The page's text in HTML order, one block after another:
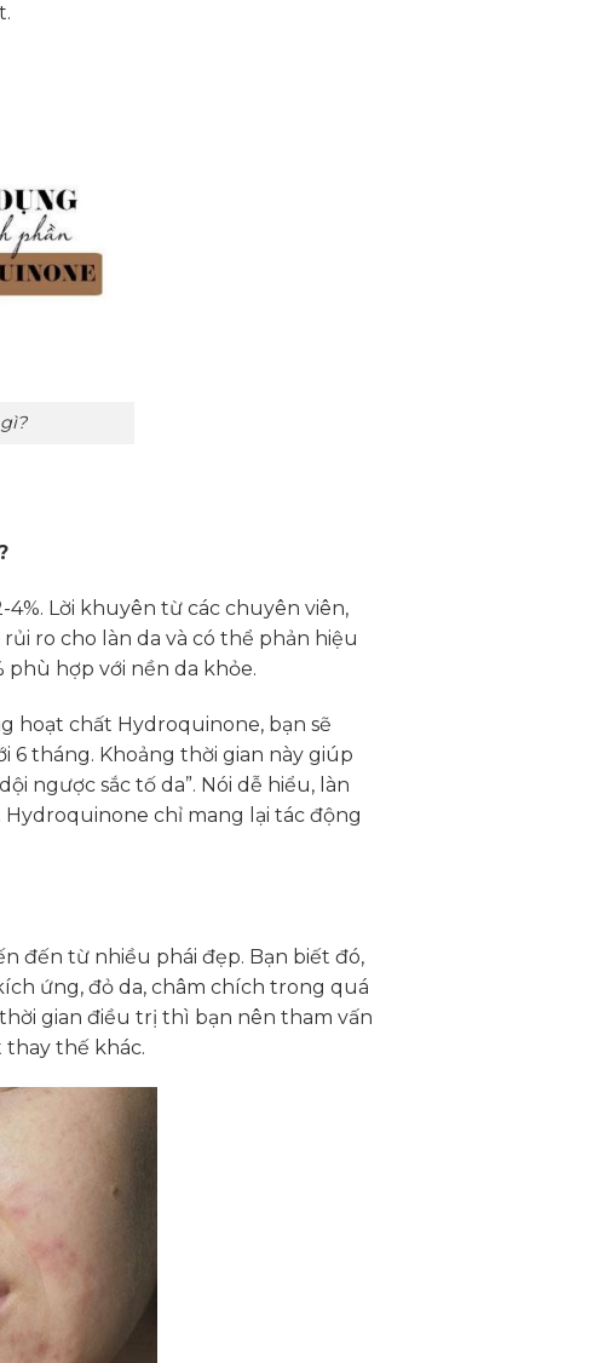
Lời khuyên từ các chuyên viên,
ro cho làn da và có thể phản hiệu
phù hợp với nền da khỏe.
hoạt chất Hydroquinone, bạn sẽ
6 tháng. Khoảng thời gian này giúp
ngược sắc tố da”. Nói dễ hiểu, làn
chỉ mang lại tác động
đến từ nhiều phái đẹp. Bạn biết đó,
ứng, đỏ da, châm chích trong quá
gian điều trị thì bạn nên tham vấn
thay thế khác.